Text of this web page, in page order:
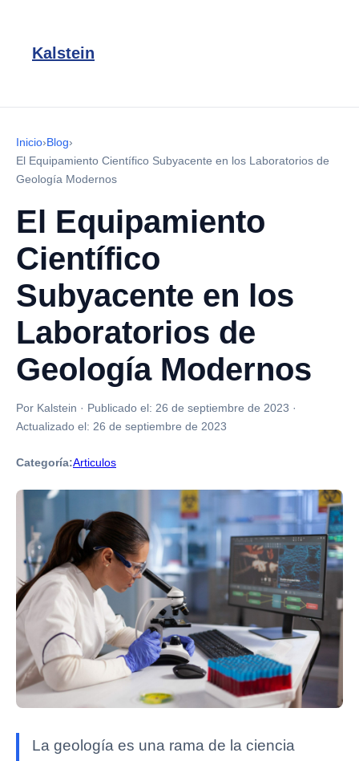
Kalstein
Inicio›Blog›
El Equipamiento Científico Subyacente en los Laboratorios de
Geología Modernos
El Equipamiento
Científico
Subyacente en los
Laboratorios de
Geología Modernos
Por Kalstein · Publicado el: 26 de septiembre de 2023 ·
Actualizado el: 26 de septiembre de 2023
Categoría:Articulos
La geología es una rama de la ciencia